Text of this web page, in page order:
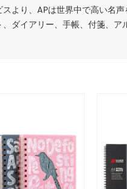
より、APは世界中で高い名
ダイアリー、手帳、付箋、ア